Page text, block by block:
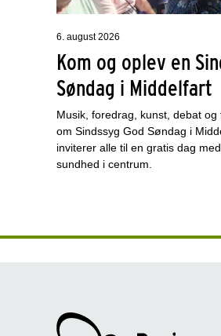
6. august 2026
Kom og oplev en
Søndag i Middelfart
Musik, foredrag, kunst, debat
om Sindssyg God Søndag i
inviterer alle til en gratis dag
sundhed i centrum.